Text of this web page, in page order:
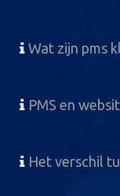
Wat zijn pms
PMS en
Het verschil